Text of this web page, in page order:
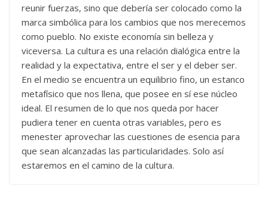
reunir fuerzas, sino que debería ser colocado como la
marca simbólica para los cambios que nos merecemos
como pueblo. No existe economía sin belleza y
viceversa. La cultura es una relación dialógica entre la
realidad y la expectativa, entre el ser y el deber ser.
En el medio se encuentra un equilibrio fino, un estanco
metafísico que nos llena, que posee en sí ese núcleo
ideal. El resumen de lo que nos queda por hacer
pudiera tener en cuenta otras variables, pero es
menester aprovechar las cuestiones de esencia para
que sean alcanzadas las particularidades. Solo así
estaremos en el camino de la cultura.